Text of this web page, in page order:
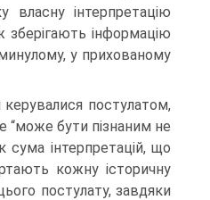
власну інтерпретацію
зберігають інформацію
минулому, у прихованому
постулатом,
“може бути пізнаним не
сума інтерпретацій, що
кожну історичну
постулату, завдяки